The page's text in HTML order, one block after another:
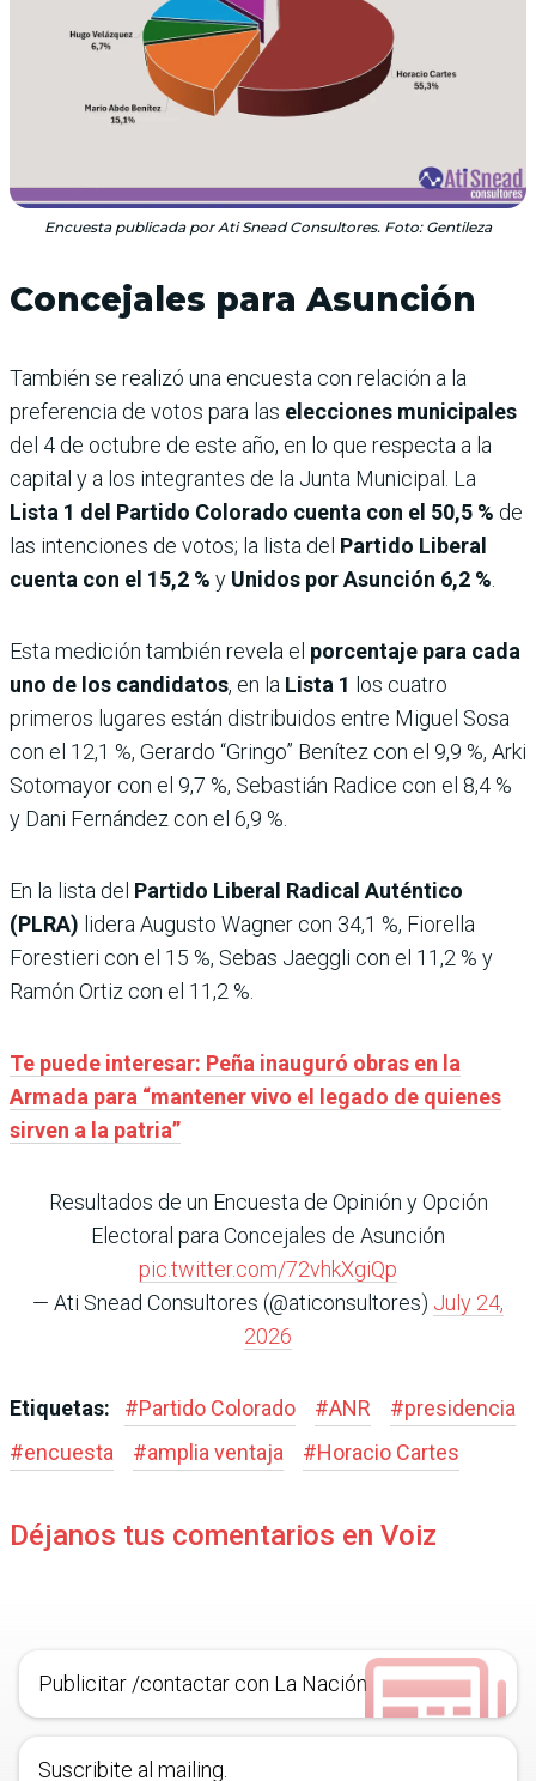
Encuesta publicada por Ati Snead Consultores. Foto: Gentileza
Concejales para Asunción
También se realizó una encuesta con relación a la
preferencia de votos para las elecciones municipales
del 4 de octubre de este año, en lo que respecta a la
capital y a los integrantes de la Junta Municipal. La
Lista 1 del Partido Colorado cuenta con el 50,5 % de
las intenciones de votos; la lista del Partido Liberal
cuenta con el 15,2 % y Unidos por Asunción 6,2 %
Esta medición también revela el porcentaje para cada
uno de los candidatos, en la Lista 1 los cuatro
primeros lugares están distribuidos entre Miguel Sosa
con el 12,1 %, Gerardo “Gringo” Benítez con el 9,9 %, Arki
Sotomayor con el 9,7 %, Sebastián Radice con el 8,4 %
y Dani Fernández con el 6,9 %.
En la lista del Partido Liberal Radical Auténtico
(PLRA) lidera Augusto Wagner con 34,1 %, Fiorella
Forestieri con el 15 %, Sebas Jaeggli con el 11,2 % y
Ramón Ortiz con el 11,2 %.
Te puede interesar: Peña inauguró obras en la
Armada para “mantener vivo el legado de quienes
sirven a la patria”
Resultados de un Encuesta de Opinión y Opción
Electoral para Concejales de Asunción
pic.twitter.com/72vhkXgiQp
— Ati Snead Consultores (@aticonsultores) July 24,
2026
Etiquetas: #Partido Colorado #ANR #presidencia
#encuesta #amplia ventaja #Horacio Cartes
Déjanos tus comentarios en Voiz
Publicitar /contactar con La Nación
Suscribite al mailing.